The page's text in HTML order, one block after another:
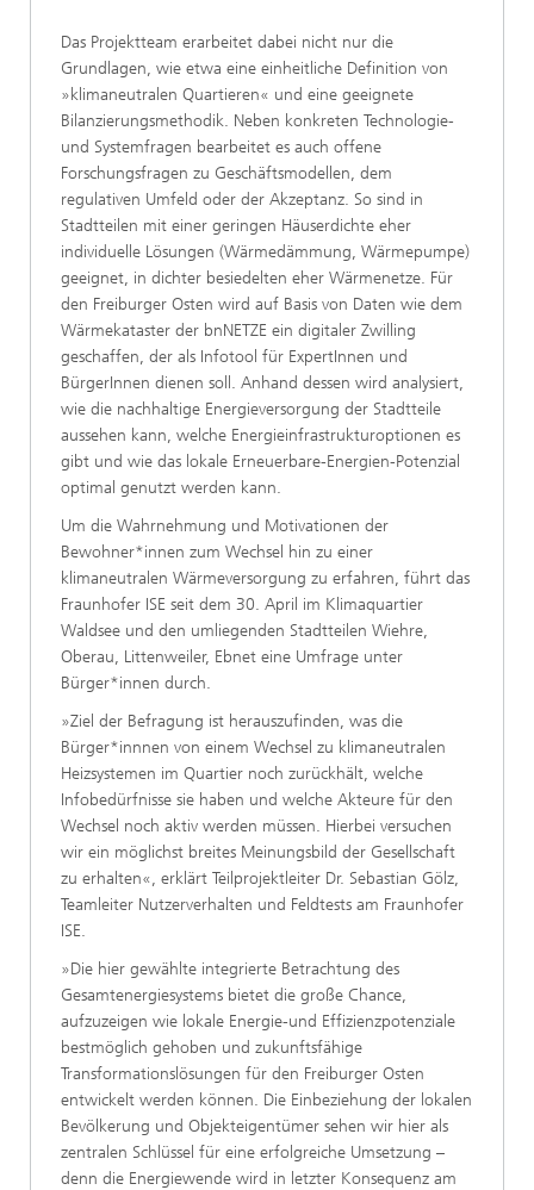
Das Projektteam erarbeitet dabei nicht nur die
Grundlagen, wie etwa eine einheitliche Definition von
»klimaneutralen Quartieren« und eine geeignete
Bilanzierungsmethodik. Neben konkreten Technologie-
und Systemfragen bearbeitet es auch offene
Forschungsfragen zu Geschäftsmodellen, dem
regulativen Umfeld oder der Akzeptanz. So sind in
Stadtteilen mit einer geringen Häuserdichte eher
individuelle Lösungen (Wärmedämmung, Wärmepumpe)
geeignet, in dichter besiedelten eher Wärmenetze. Für
den Freiburger Osten wird auf Basis von Daten wie dem
Wärmekataster der bnNETZE ein digitaler Zwilling
geschaffen, der als Infotool für ExpertInnen und
BürgerInnen dienen soll. Anhand dessen wird analysiert,
wie die nachhaltige Energieversorgung der Stadtteile
aussehen kann, welche Energieinfrastrukturoptionen es
gibt und wie das lokale Erneuerbare-Energien-Potenzial
optimal genutzt werden kann.
Um die Wahrnehmung und Motivationen der
Bewohner*innen zum Wechsel hin zu einer
klimaneutralen Wärmeversorgung zu erfahren, führt das
Fraunhofer ISE seit dem 30. April im Klimaquartier
Waldsee und den umliegenden Stadtteilen Wiehre,
Oberau, Littenweiler, Ebnet eine Umfrage unter
Bürger*innen durch.
»Ziel der Befragung ist herauszufinden, was die
Bürger*innnen von einem Wechsel zu klimaneutralen
Heizsystemen im Quartier noch zurückhält, welche
Infobedürfnisse sie haben und welche Akteure für den
Wechsel noch aktiv werden müssen. Hierbei versuchen
wir ein möglichst breites Meinungsbild der Gesellschaft
zu erhalten«, erklärt Teilprojektleiter Dr. Sebastian Gölz,
Teamleiter Nutzerverhalten und Feldtests am Fraunhofer
ISE.
»Die hier gewählte integrierte Betrachtung des
Gesamtenergiesystems bietet die große Chance,
aufzuzeigen wie lokale Energie-und Effizienzpotenziale
bestmöglich gehoben und zukunftsfähige
Transformationslösungen für den Freiburger Osten
entwickelt werden können. Die Einbeziehung der lokalen
Bevölkerung und Objekteigentümer sehen wir hier als
zentralen Schlüssel für eine erfolgreiche Umsetzung –
denn die Energiewende wird in letzter Konsequenz am